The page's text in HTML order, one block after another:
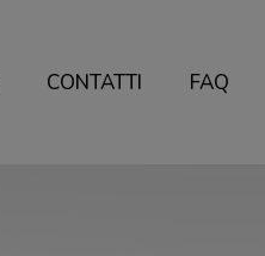
CONTATTI FAQ